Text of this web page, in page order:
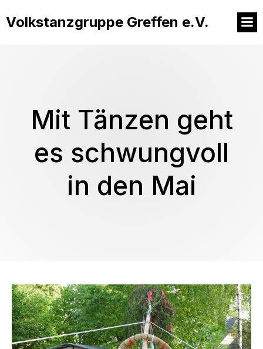
Volkstanzgruppe Greffen e.V.
Mit Tänzen geht
es schwungvoll
in den Mai